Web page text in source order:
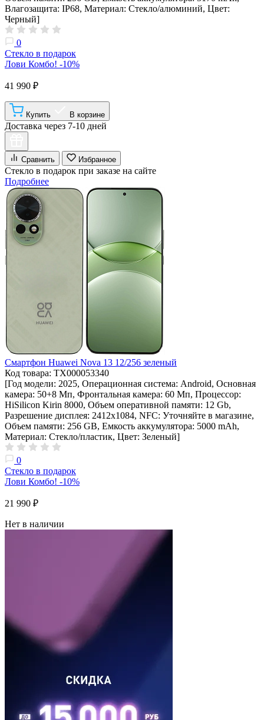
Влагозащита: IP68, Материал: Стекло/алюминий, Цвет:
Черный]
0
Стекло в подарок
Лови Комбо! -10%
41 990 ₽
Купить В корзине
Доставка через 7-10 дней
Сравнить Избранное
Стекло в подарок при заказе на сайте
Подробнее
Смартфон Huawei Nova 13 12/256 зеленый
Код товара: ТХ000053340
[Год модели: 2025, Операционная система: Android, Основная
камера: 50+8 Мп, Фронтальная камера: 60 Мп, Процессор:
HiSilicon Kirin 8000, Объем оперативной памяти: 12 Gb,
Разрешение дисплея: 2412x1084, NFC: Уточняйте в магазине,
Объем памяти: 256 GB, Емкость аккумулятора: 5000 mAh,
Материал: Стекло/пластик, Цвет: Зеленый]
0
Стекло в подарок
Лови Комбо! -10%
21 990 ₽
Нет в наличии